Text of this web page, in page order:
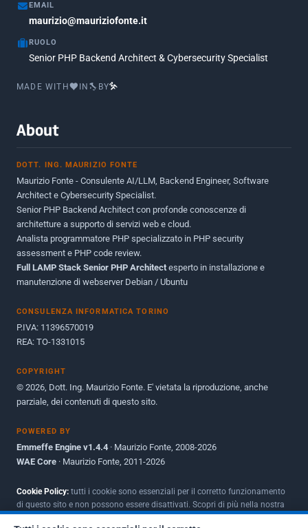
Marzo 2017
Luglio 2016
Febbraio 2016
Giugno 2012
Maggio 2011
Dicembre 2010
Ottobre 2010
Maggio 2010
Giugno 2009
EMAIL
maurizio@mauriziofonte.it
RUOLO
Senior PHP Backend Architect & Cybersecurity Specialist
MADE WITH IN BY
About
DOTT. ING. MAURIZIO FONTE
Maurizio Fonte - Consulente AI/LLM, Backend Engineer, Software
Architect e Cybersecurity Specialist.
Senior PHP Backend Architect con profonde conoscenze di
architetture a supporto di servizi web e cloud.
Analista programmatore PHP specializzato in PHP security
assessment e PHP code review.
Full LAMP Stack Senior PHP Architect esperto in installazione e
manutenzione di webserver Debian / Ubuntu
CONSULENZA INFORMATICA TORINO
P.IVA: 11396570019
REA: TO-1331015
COPYRIGHT
© 2026, Dott. Ing. Maurizio Fonte. E' vietata la riproduzione, anche
parziale, dei contenuti di questo sito.
POWERED BY
Emmeffe Engine v1.4.4 · Maurizio Fonte, 2008-2026
WAE Core · Maurizio Fonte, 2011-2026
Cookie Policy: tutti i cookie sono essenziali per il corretto funzionamento
di questo sito e non possono essere disattivati. Scopri di più nella nostra